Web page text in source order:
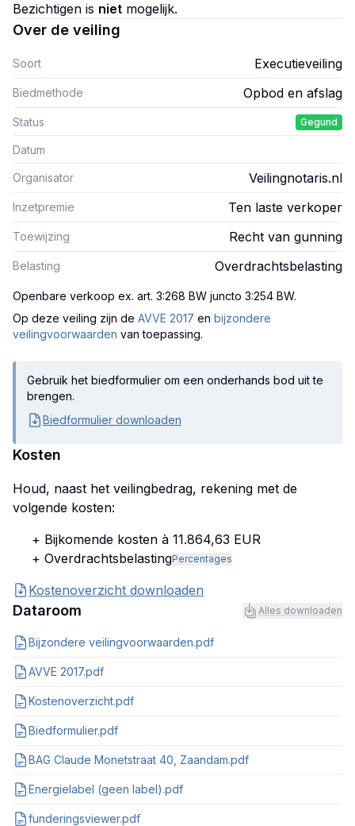
Bezichtigen is niet mogelijk.
Over de veiling
Soort Executieveiling
Biedmethode Opbod en afslag
Status Gegund
Datum
Organisator Veilingnotaris.nl
Inzetpremie Ten laste verkoper
Toewijzing Recht van gunning
Belasting Overdrachtsbelasting
Openbare verkoop ex. art. 3:268 BW juncto 3:254 BW.
Op deze veiling zijn de AVVE 2017 en bijzondere
veilingvoorwaarden van toepassing.
Gebruik het biedformulier om een onderhands bod uit te
brengen.
Biedformulier downloaden
Kosten
Houd, naast het veilingbedrag, rekening met de
volgende kosten:
+ Bijkomende kosten à 11.864,63 EUR
+ OverdrachtsbelastingPercentages
Kostenoverzicht downloaden
Dataroom Alles downloaden
Bijzondere veilingvoorwaarden.pdf
AVVE 2017.pdf
Kostenoverzicht.pdf
Biedformulier.pdf
BAG Claude Monetstraat 40, Zaandam.pdf
Energielabel (geen label).pdf
funderingsviewer.pdf